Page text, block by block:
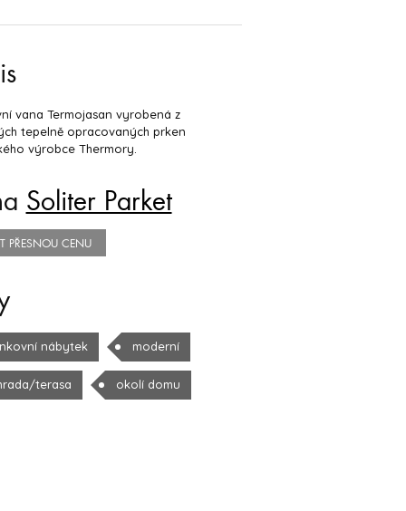
vana Termojasan vyrobená z
tepelně opracovaných prken
výrobce Thermory.
Soliter Parket
PŘESNOU CENU
nábytek moderní
terasa okolí domu